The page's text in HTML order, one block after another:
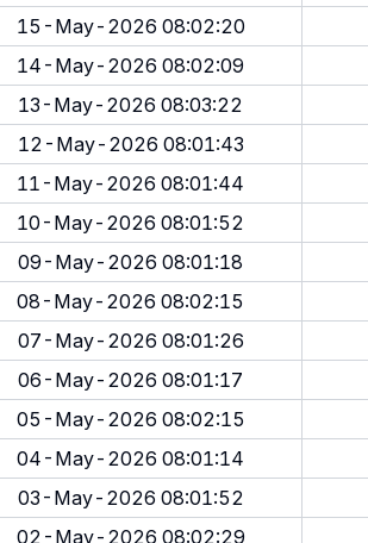
15-May-2026 08:02:20
14-May-2026 08:02:09
13-May-2026 08:03:22
12-May-2026 08:01:43
11-May-2026 08:01:44
10-May-2026 08:01:52
09-May-2026 08:01:18
08-May-2026 08:02:15
07-May-2026 08:01:26
06-May-2026 08:01:17
05-May-2026 08:02:15
04-May-2026 08:01:14
03-May-2026 08:01:52
02-May-2026 08:02:29